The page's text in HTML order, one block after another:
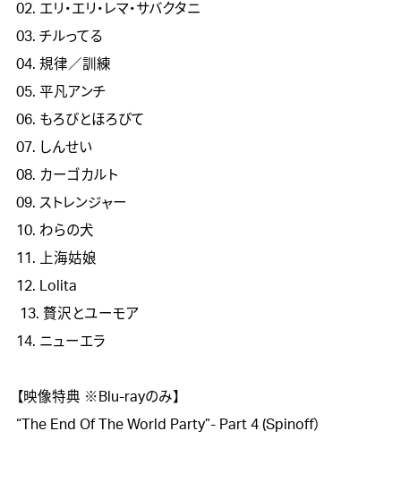
02. エリ・エリ・レマ・サバクタニ
03. チルってる
04. 規律／訓練
05. 平凡アンチ
06. もろびとほろびて
07. しんせい
08. カーゴカルト
09. ストレンジャー
10. わらの犬
11. 上海姑娘
12. Lolita
14. ニューエラ
【映像特典 ※Blu-rayのみ】
“The End Of The World Party”- Part 4 (Spinoff）